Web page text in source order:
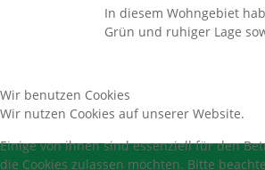
In diesem Wohngebiet
Grün und ruhiger Lage
Wir benutzen Cookies
Wir nutzen Cookies auf unserer Website.
Einige von ihnen sind essenziell für den
die Cookies zulassen möchten. Bitte